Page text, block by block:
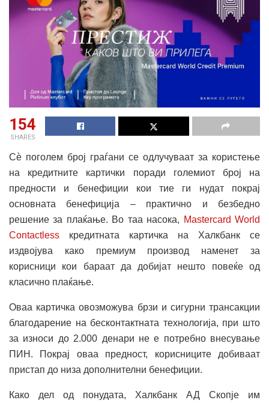
154
SHARES
Сѐ поголем број граѓани се одлучуваат за користење
на кредитните картички поради големиот број на
предности и бенефиции кои тие ги нудат покрај
основната бенефиција – практично и безбедно
решение за плаќање. Во таа насока, Mastercard World
Contactless кредитната картичка на Халкбанк се
издвојува како премиум производ наменет за
корисници кои бараат да добијат нешто повеќе од
класично плаќање.
Оваа картичка овозможува брзи и сигурни трансакции
благодарение на бесконтактната технологија, при што
за износи до 2.000 денари не е потребно внесување
ПИН. Покрај оваа предност, корисниците добиваат
пристап до низа дополнителни бенефиции.
Како дел од понудата, Халкбанк АД Скопје им